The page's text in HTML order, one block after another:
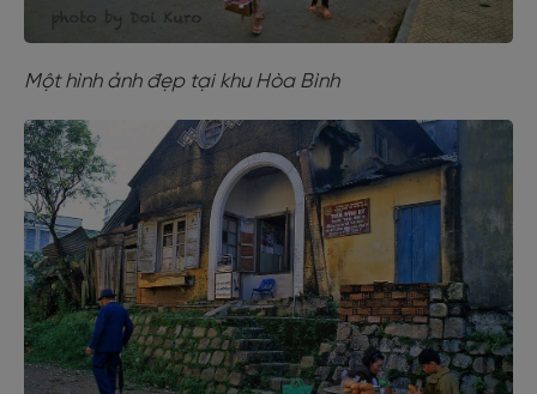
Một hình ảnh đẹp tại khu Hòa Bình